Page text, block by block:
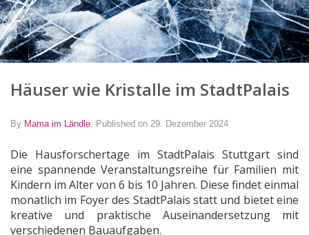
Häuser wie Kristalle im StadtPalais
By Mama im Ländle Published on 29. Dezember 2024
Die Hausforschertage im StadtPalais Stuttgart sind
eine spannende Veranstaltungsreihe für Familien mit
Kindern im Alter von 6 bis 10 Jahren. Diese findet einmal
monatlich im Foyer des StadtPalais statt und bietet eine
kreative und praktische Auseinandersetzung mit
verschiedenen Bauaufgaben.